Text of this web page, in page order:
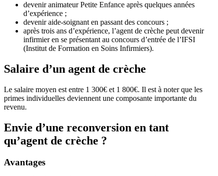
devenir animateur Petite Enfance après quelques années
d’expérience ;
devenir aide-soignant en passant des concours ;
après trois ans d’expérience, l’agent de crèche peut devenir
infirmier en se présentant au concours d’entrée de l’IFSI
(Institut de Formation en Soins Infirmiers).
Salaire d’un agent de crèche
Le salaire moyen est entre 1 300€ et 1 800€. Il est à noter que les
primes individuelles deviennent une composante importante du
revenu.
Envie d’une reconversion en tant
qu’agent de crèche ?
Avantages